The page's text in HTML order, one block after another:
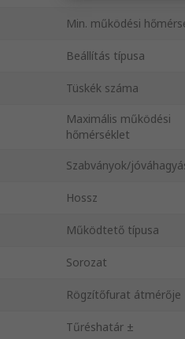
Min. működési
Beállítás típusa
Tüskék száma
Maximális működési
hőmérséklet
Szabványok/
Hossz
Működtető típusa
Sorozat
Rögzítőfurat átmérője
Tűréshatár ±